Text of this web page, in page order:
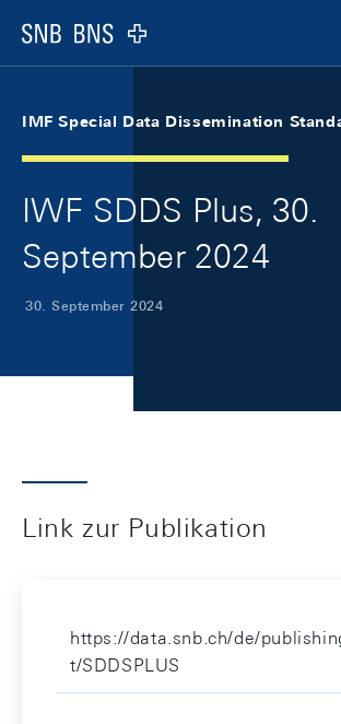
Logo
IMF Special Data Dissemination
IWF SDDS Plus, 30.
September 2024
30. September 2024
Link zur Publikation
https://data.snb.ch/de/
t/SDDSPLUS